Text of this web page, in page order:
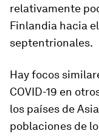
relativamente
Finlandia hacia
septentrionales.
Hay focos
COVID-19 en
los países de
poblaciones de